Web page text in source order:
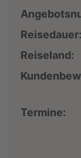
Reisedauer:
Reiseland:
Termine: